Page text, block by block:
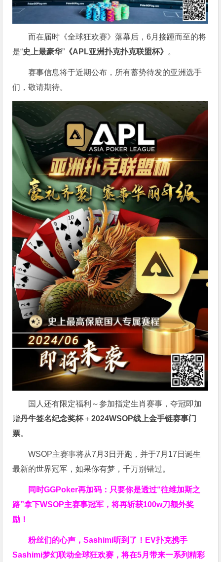
而在届时《全球狂欢赛》落幕后，6月接踵而至的将
是“史上最豪华” 《APL亚洲扑克扑克联盟杯》 。
赛事信息将于近期公布，所有蓄势待发的亚洲选手
们，敬请期待。
国人还有限定福利～参加指定生肖赛事，夺冠即加
赠丹牛签名纪念奖杯＋2024WSOP线上金手链赛事门
票。
WSOP主赛事将从7月3日开跑，并于7月17日诞生
最新的世界冠军，如果你有梦，千万别错过。
同时GGPoker再加码：只要你是透过“往维加斯之
路”拿下WSOP主赛事冠军，将再斩获100w刀额外奖
励！
粉丝们的心声，Sashimi听到了！EV扑克携手
Sashimi梦幻联动全球狂欢赛，将在5月带来一系列精彩